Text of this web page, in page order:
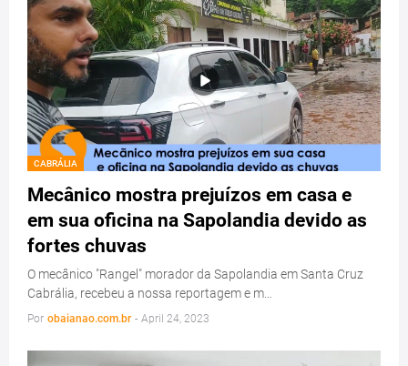
CABRÁLIA
Mecânico mostra prejuízos em casa e
em sua oficina na Sapolandia devido as
fortes chuvas
O mecânico "Rangel" morador da Sapolandia em Santa Cruz
Cabrália, recebeu a nossa reportagem e m…
Por obaianao.com.br - April 24, 2023